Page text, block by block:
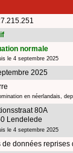
normale
le 4 septembre 2025
2025
en néerlandais,
80A
Lendelede
le 4 septembre 2025
de données reprises